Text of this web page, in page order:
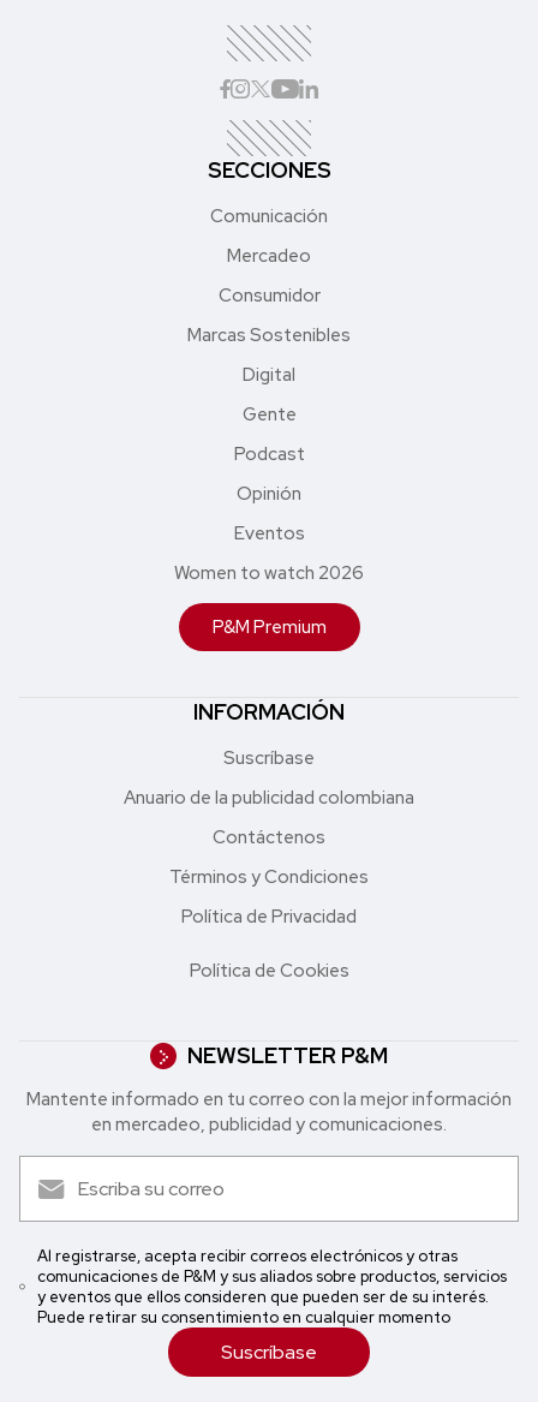
SECCIONES
Comunicación
Mercadeo
Consumidor
Marcas Sostenibles
Digital
Gente
Podcast
Opinión
Eventos
Women to watch 2026
P&M Premium
INFORMACIÓN
Suscríbase
Anuario de la publicidad colombiana
Contáctenos
Términos y Condiciones
Política de Privacidad
Política de Cookies
NEWSLETTER P&M
Mantente informado en tu correo con la mejor in formación
en mercadeo, publicidad y comunicaciones.
Al registrarse, acepta recibir correos electrónicos y otras
comunicaciones de P&M y sus aliados sobre productos, servicios
y eventos que ellos consideren que pueden ser de su interés.
Puede retirar su consentimiento en cualquier momento
Suscríbase